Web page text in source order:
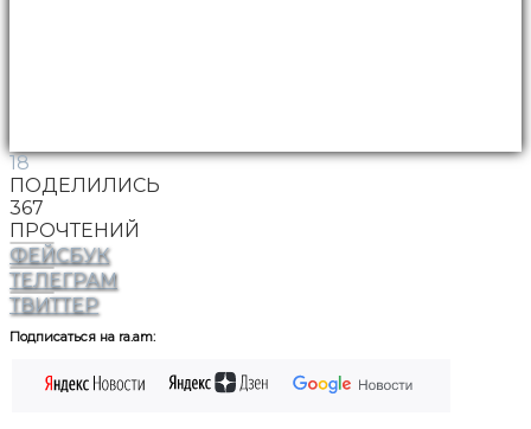
18
ПОДЕЛИЛИСЬ
367
ПРОЧТЕНИЙ
ФЕЙСБУК
ТЕЛЕГРАМ
ТВИТТЕР
Подписаться на ra.am: